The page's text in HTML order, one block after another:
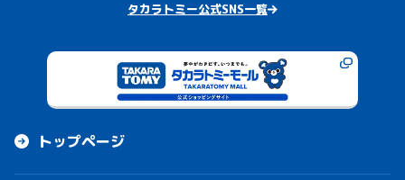
タカラトミー公式SNS一覧
トップページ